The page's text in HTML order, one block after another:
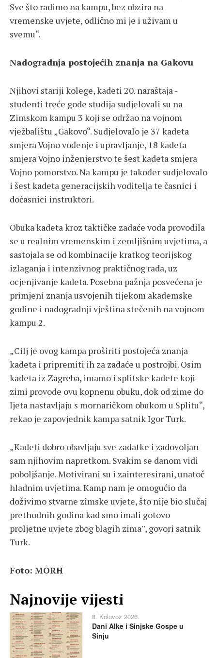
Sve što radimo na kampu, bez obzira na
vremenske uvjete, odlično mi je i uživam u
svemu“.
Nadogradnja postojećih znanja na Gakovu
Njihovi stariji kolege, kadeti 20. naraštaja -
studenti treće gode studija sudjelovali su na
Zimskom kampu 3 koji se održao na vojnom
vježbalištu „Gakovo“. Sudjelovalo je 37 kadeta
smjera Vojno vođenje i upravljanje, 18 kadeta
smjera Vojno inženjerstvo te šest kadeta smjera
Vojno pomorstvo. Na kampu je također sudjelovalo
i šest kadeta generacijskih voditelja te časnici i
dočasnici instruktori.
Obuka kadeta kroz taktičke zadaće voda provodila
se u realnim vremenskim i zemljišnim uvjetima, a
sastojala se od kombinacije kratkog teorijskog
izlaganja i intenzivnog praktičnog rada, uz
ocjenjivanje kadeta. Posebna pažnja posvećena je
primjeni znanja usvojenih tijekom akademske
godine i nadogradnji vještina stečenih na vojnom
kampu 2.
„Cilj je ovog kampa proširiti postojeća znanja
kadeta i pripremiti ih za zadaće u postrojbi. Osim
kadeta iz Zagreba, imamo i splitske kadete koji
zimi provode ovu kopnenu obuku, dok od zime do
ljeta nastavljaju s mornaričkom obukom u Splitu“,
rekao je zapovjednik kampa satnik Igor Turk.
„Kadeti dobro obavljaju sve zadatke i zadovoljan
sam njihovim napretkom. Svakim se danom vidi
poboljšanje. Motivirani su i zainteresirani, unatoč
hladnim uvjetima. Kamp nam je omogućio da
doživimo stvarne zimske uvjete, što nije bio slučaj
prethodnih godina kad smo imali gotovo
proljetne uvjete zbog blagih zima'', govori satnik
Turk.
Foto: MORH
Najnovije vijesti
8. Kolovoz 2026.
Dani Alke i Sinjske Gospe u
Sinju